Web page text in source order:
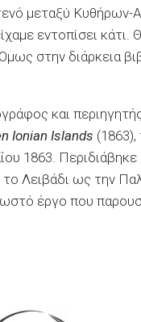
μεταξύ
εντοπίσει
στην διάρκεια
και
Ionian Islands
1863.
Λειβάδι ως την
έργο που